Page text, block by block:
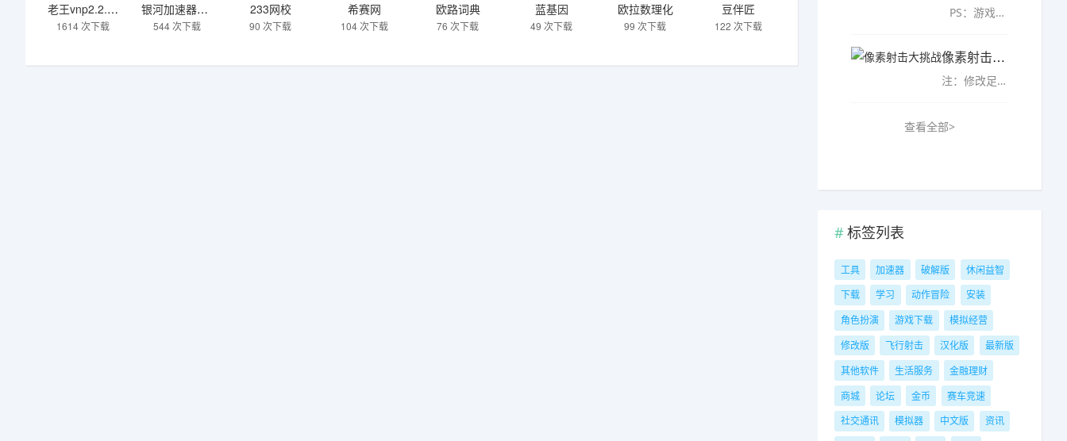
老王vnp2.2.29最新版
1614 次下载
银河加速器下载苹果ios
544 次下载
233网校
90 次下载
希赛网
104 次下载
欧路词典
76 次下载
蓝基因
49 次下载
欧拉数理化
99 次下载
豆伴匠
122 次下载
PS：游戏内已解锁了全部人物，可以随意使用。MUGEN火影忍者破解版是一款横版的动作格斗类游戏，这款游戏几乎包含了所有的火影忍者的人物角色，甚至还有其他动漫里的人物，多种角色加上各种炫酷技能构成了最华丽刺激的...……
像素射击大挑战
注：修改足够金币使用不减反增!像素射击大挑战破解版是一款像素风射击类游戏，游戏加入了经典模式、街机模式、飞碟模式等三种玩法模式供玩家自由体验，更多丰富的武器随意使用，强化升级挑战成就，福利多多，惊喜不断，在这里我们可以火力全开爽快连击。……
查看全部>
标签列表
工具 加速器 破解版
休闲益智
下载
学习 动作冒险
安装
角色扮演
游戏下载
模拟经营
修改版
飞行射击 汉化版
最新版
其他软件
生活服务
金融理财
商城
论坛 金币
赛车竞速
社交通讯
模拟器 中文版
资讯